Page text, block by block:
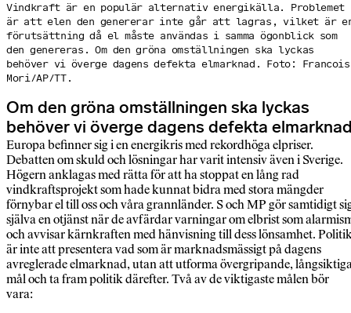
Vindkraft är en populär alternativ energikälla. Problemet
är att elen den genererar inte går att lagras, vilket är
förutsättning då el måste användas i samma ögonblick som
den genereras. Om den gröna omställningen ska lyckas
behöver vi överge dagens defekta elmarknad. Foto: Francois
Mori/AP/TT.
Om den gröna omställningen ska lyckas
behöver vi överge dagens defekta
Europa befinner sig i en energikris med rekordhöga elpriser.
Debatten om skuld och lösningar har varit intensiv även i Sverige.
Högern anklagas med rätta för att ha stoppat en lång rad
vindkraftsprojekt som hade kunnat bidra med stora mängder
förnybar el till oss och våra grannländer. S och MP gör samtidigt
själva en otjänst när de avfärdar varningar om elbrist som
och avvisar kärnkraften med hänvisning till dess lönsamhet.
är inte att presentera vad som är marknadsmässigt på dagens
avreglerade elmarknad, utan att utforma övergripande,
mål och ta fram politik därefter. Två av de viktigaste målen bör
vara: